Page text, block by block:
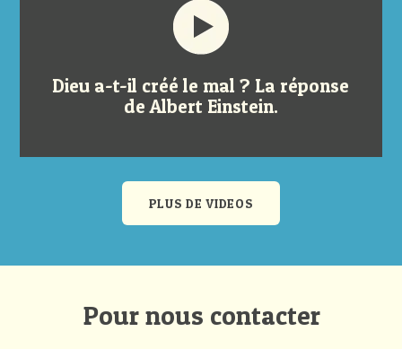
Dieu a-t-il créé le mal ? La réponse
de Albert Einstein.
PLUS DE VIDEOS
Pour nous contacter